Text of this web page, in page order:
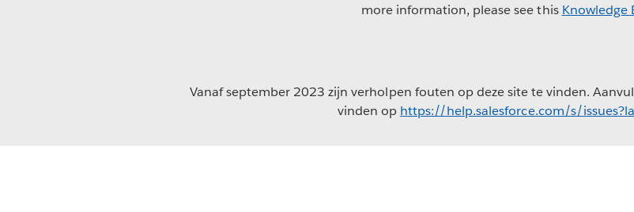
more information, please see this Knowledge
Vanaf september 2023 zijn verholpen fouten op deze site te vinden.
vinden op https://help.salesforce.com/s/